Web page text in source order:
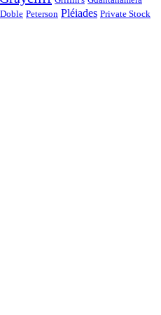
Peterson Pléiades Private Stock